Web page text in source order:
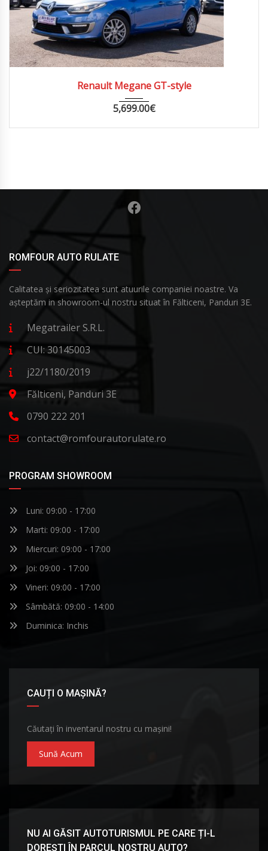
Renault Megane GT-style
5,699.00€
ROMFOUR AUTO RULATE
Calitatea și seriozitatea sunt atuurile companiei noastre. Va
așteptăm in showroom-ul nostru situat în Fălticeni, Panduri 3E.
Megatrailer S.R.L.
CUI: 30145003
j22/1180/2019
Fălticeni, Panduri 3E
0790 222 201
contact@romfourautorulate.ro
PROGRAM SHOWROOM
Luni: 09:00 - 17:00
Marti: 09:00 - 17:00
Miercuri: 09:00 - 17:00
Joi: 09:00 - 17:00
Vineri: 09:00 - 17:00
Sâmbătă: 09:00 - 14:00
Duminica: Inchis
CAUȚI O MAȘINĂ?
Căutați în inventarul nostru cu mașini!
Sună Acum
NU AI GĂSIT AUTOTURISMUL PE CARE ȚI-L
DOREȘTI ÎN PARCUL NOSTRU AUTO?